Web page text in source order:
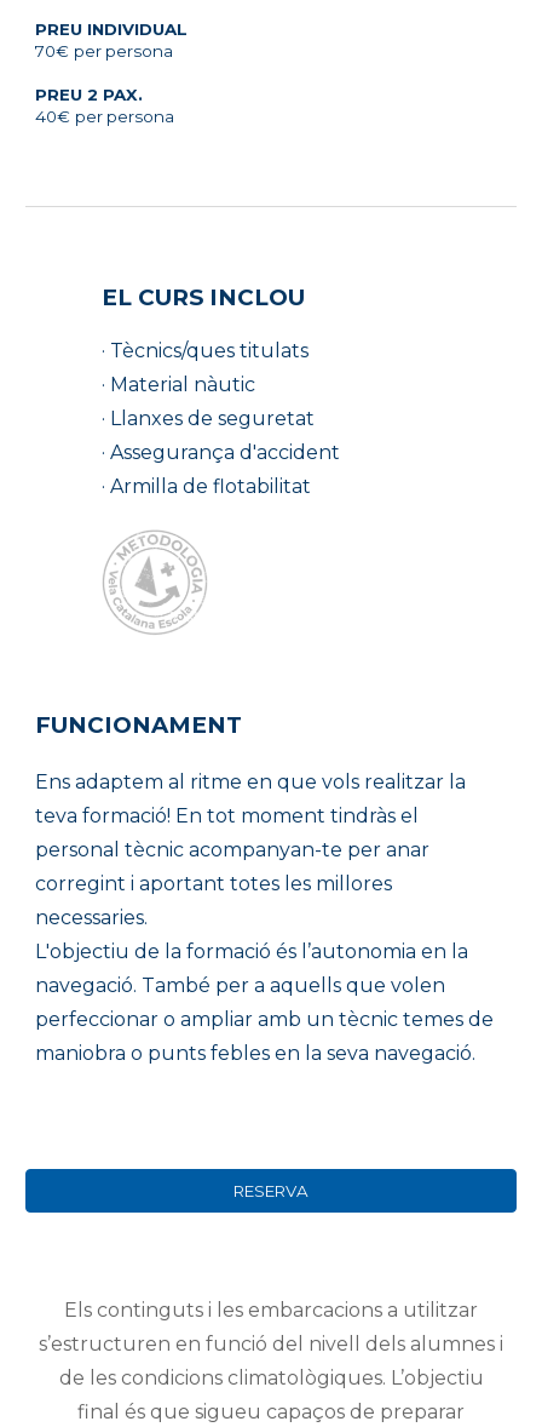
PREU INDIVIDUAL
70€ per persona
PREU 2 PAX.
40€ per persona
EL CURS INCLOU
· Tècnics/ques titulats
· Material nàutic
· Llanxes de seguretat
· Assegurança d'accident
· Armilla de flotabilitat
FUNCIONAMENT
Ens adaptem al ritme en que vols realitzar la
teva formació! En tot moment tindràs el
personal tècnic acompanyan-te per anar
corregint i aportant totes les millores
necessaries.
L'objectiu de la formació és l’autonomia en la
navegació. També per a aquells que volen
perfeccionar o ampliar amb un tècnic temes de
maniobra o punts febles en la seva navegació.
RESERVA
Els continguts i les embarcacions a utilitzar
s’estructuren en funció del nivell dels alumnes i
de les condicions climatològiques. L’objectiu
final és que sigueu capaços de preparar